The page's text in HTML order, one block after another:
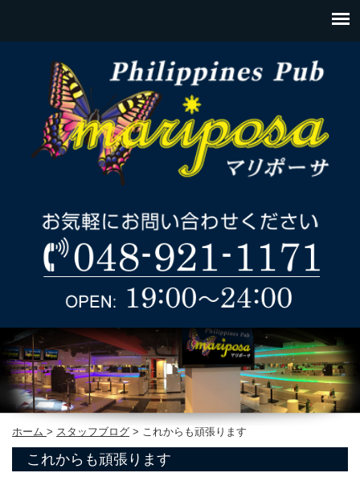
ホーム > スタッフブログ > これからも頑張ります
これからも頑張ります